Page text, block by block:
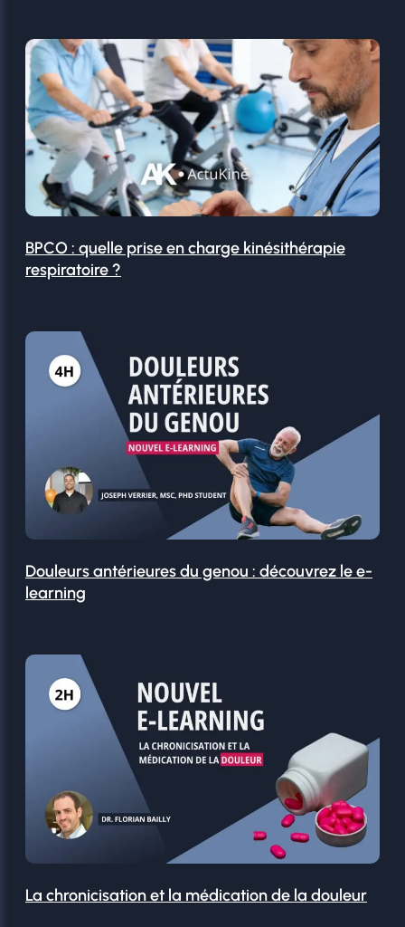
BPCO : quelle prise en charge kinésithérapie
respiratoire ?
Douleurs antérieures du genou : découvrez le e-
learning
La chronicisation et la médication de la douleur